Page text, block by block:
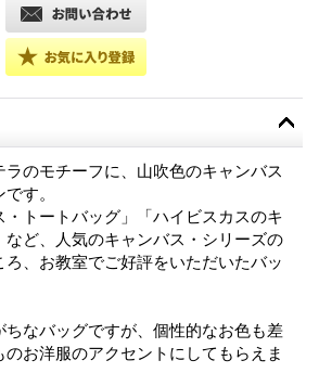
のモチーフに、山吹色のキャンバス
す。
・トートバッグ」「ハイビスカスのキ
など、人気のキャンバス・シリーズの
、お教室でご好評をいただいたバッ
ちなバッグですが、個性的なお色も差
のお洋服のアクセントにしてもらえま